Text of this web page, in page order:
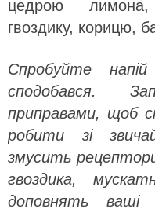
цедрою
гвоздику, корицю,
Спробуйте
сподобався.
приправами, щоб
робити зі
змусить
гвоздика,
доповнять ваші